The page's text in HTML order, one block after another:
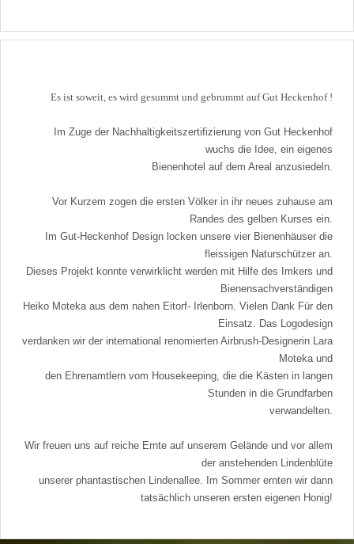
Es ist soweit, es wird gesummt und gebrummt auf Gut Heckenhof !
Im Zuge der Nachhaltigkeitszertifizierung von Gut Heckenhof
wuchs die Idee, ein eigenes
Bienenhotel auf dem Areal anzusiedeln.
Vor Kurzem zogen die ersten Völker in ihr neues zuhause am
Randes des gelben Kurses ein.
Im Gut-Heckenhof Design locken unsere vier Bienenhäuser die
fleissigen Naturschützer an.
Dieses Projekt konnte verwirklicht werden mit Hilfe des Imkers und
Bienensachverständigen
Heiko Moteka aus dem nahen Eitorf- Irlenborn. Vielen Dank Für den
Einsatz. Das Logodesign
verdanken wir der international renomierten Airbrush-Designerin Lara
Moteka und
den Ehrenamtlern vom Housekeeping, die die Kästen in langen
Stunden in die Grundfarben
verwandelten.
Wir freuen uns auf reiche Ernte auf unserem Gelände und vor allem
der anstehenden Lindenblüte
unserer phantastischen Lindenallee. Im Sommer ernten wir dann
tatsächlich unseren ersten eigenen Honig!